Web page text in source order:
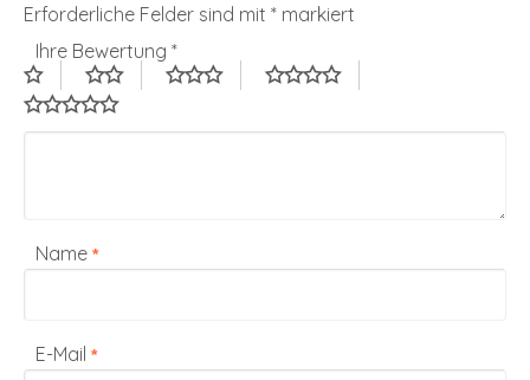
Erforderliche Felder sind mit * markiert
Ihre Bewertung *
Name *
E-Mail *